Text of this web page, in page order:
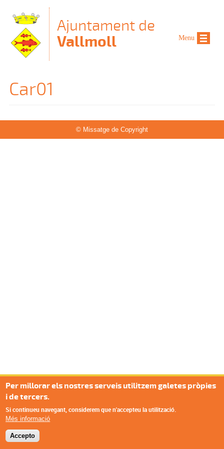
Ajuntament de
Vallmoll
Car01
© Missatge de Copyright
Menu
Per millorar els nostres serveis utilitzem galetes pròpies
i de tercers.
Si continueu navegant, considerem que n'accepteu la utilització.
Més informació
Accepto